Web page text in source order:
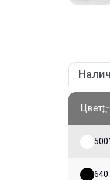
Цвет